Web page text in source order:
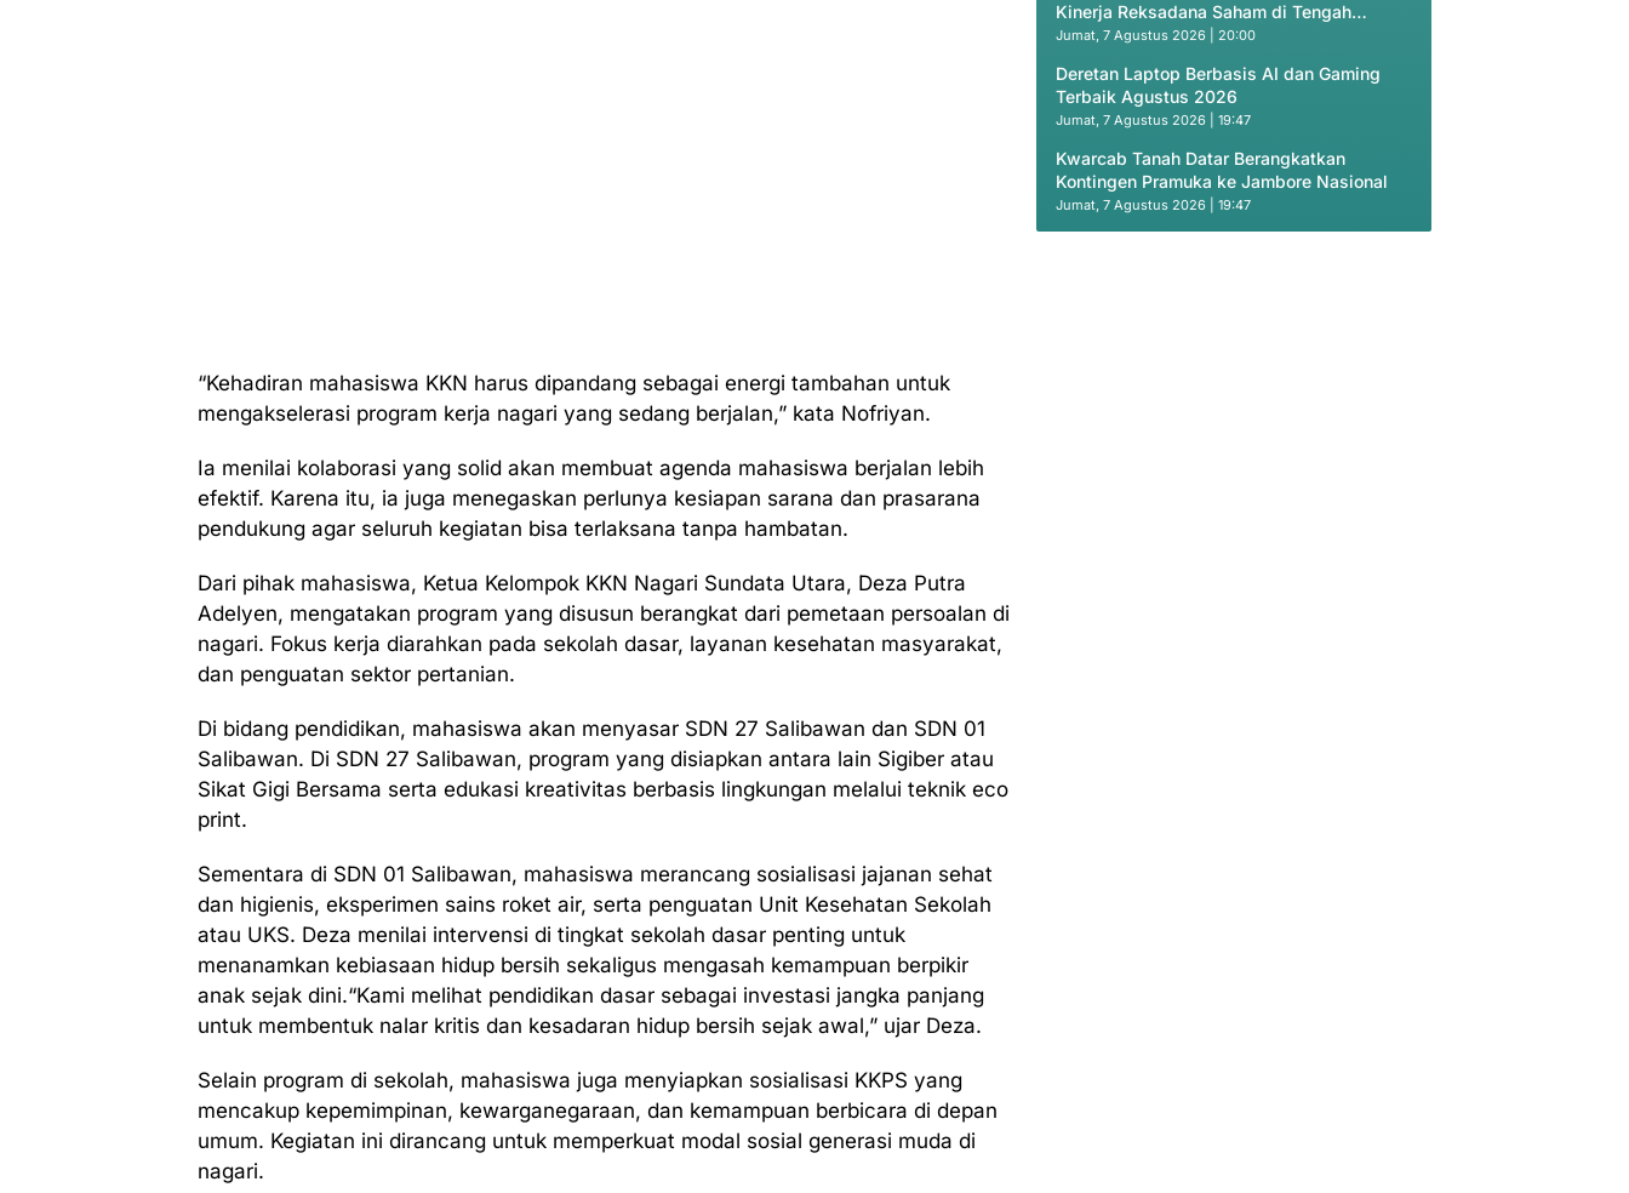
“Kehadiran mahasiswa KKN harus dipandang sebagai energi tambahan untuk
mengakselerasi program kerja nagari yang sedang berjalan,” kata Nofriyan.
Ia menilai kolaborasi yang solid akan membuat agenda mahasiswa berjalan lebih
efektif. Karena itu, ia juga menegaskan perlunya kesiapan sarana dan prasarana
pendukung agar seluruh kegiatan bisa terlaksana tanpa hambatan.
Dari pihak mahasiswa, Ketua Kelompok KKN Nagari Sundata Utara, Deza Putra
Adelyen, mengatakan program yang disusun berangkat dari pemetaan persoalan di
nagari. Fokus kerja diarahkan pada sekolah dasar, layanan kesehatan masyarakat,
dan penguatan sektor pertanian.
Di bidang pendidikan, mahasiswa akan menyasar SDN 27 Salibawan dan SDN 01
Salibawan. Di SDN 27 Salibawan, program yang disiapkan antara lain Sigiber atau
Sikat Gigi Bersama serta edukasi kreativitas berbasis lingkungan melalui teknik eco
print.
Sementara di SDN 01 Salibawan, mahasiswa merancang sosialisasi jajanan sehat
dan higienis, eksperimen sains roket air, serta penguatan Unit Kesehatan Sekolah
atau UKS. Deza menilai intervensi di tingkat sekolah dasar penting untuk
menanamkan kebiasaan hidup bersih sekaligus mengasah kemampuan berpikir
anak sejak dini.“Kami melihat pendidikan dasar sebagai investasi jangka panjang
untuk membentuk nalar kritis dan kesadaran hidup bersih sejak awal,” ujar Deza.
Selain program di sekolah, mahasiswa juga menyiapkan sosialisasi KKPS yang
mencakup kepemimpinan, kewarganegaraan, dan kemampuan berbicara di depan
umum. Kegiatan ini dirancang untuk memperkuat modal sosial generasi muda di
nagari.
Kinerja Reksadana Saham di Tengah
Valuasi Murah
Jumat, 7 Agustus 2026 | 20:00
Deretan Laptop Berbasis AI dan Gaming
Terbaik Agustus 2026
Jumat, 7 Agustus 2026 | 19:47
Kwarcab Tanah Datar Berangkatkan
Kontingen Pramuka ke Jambore Nasional
Jumat, 7 Agustus 2026 | 19:47